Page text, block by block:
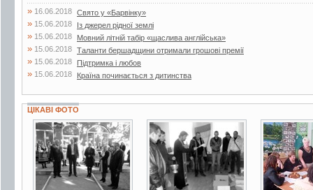
» 16.06.2018 Свято у «Барвінку»
» 15.06.2018 Із джерел рідної землі
» 15.06.2018 Мовний літній табір «щаслива англійська»
» 15.06.2018 Таланти бершадщини отримали грошові премії
» 15.06.2018 Підтримка і любов
» 15.06.2018 Країна починається з дитинства
ЦІКАВІ ФОТО
6 фото 3 фото